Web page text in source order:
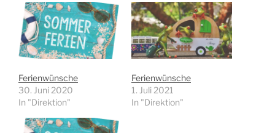
Ferienwünsche
30. Juni 2020
In "Direktion"
Ferienwünsche
1. Juli 2021
In "Direktion"